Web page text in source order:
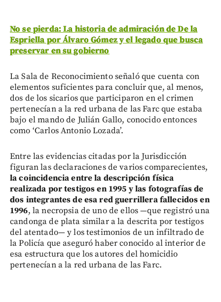
No se pierda: La historia de admiración de De la
Espriella por Álvaro Gómez y el legado que busca
preservar en su gobierno
La Sala de Reconocimiento señaló que cuenta con
elementos suficientes para concluir que, al menos,
dos de los sicarios que participaron en el crimen
pertenecían a la red urbana de las Farc que estaba
bajo el mando de Julián Gallo, conocido entonces
como ‘Carlos Antonio Lozada’.
Entre las evidencias citadas por la Jurisdicción
figuran las declaraciones de varios comparecientes,
la coincidencia entre la descripción física
realizada por testigos en 1995 y las fotografías de
dos integrantes de esa red guerrillera fallecidos en
1996, la necropsia de uno de ellos —que registró una
candonga de plata similar a la descrita por testigos
del atentado— y los testimonios de un infiltrado de
la Policía que aseguró haber conocido al interior de
esa estructura que los autores del homicidio
pertenecían a la red urbana de las Farc.